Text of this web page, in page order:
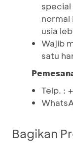
normal
usia
Wajib
satu
Telp. :
Bagikan